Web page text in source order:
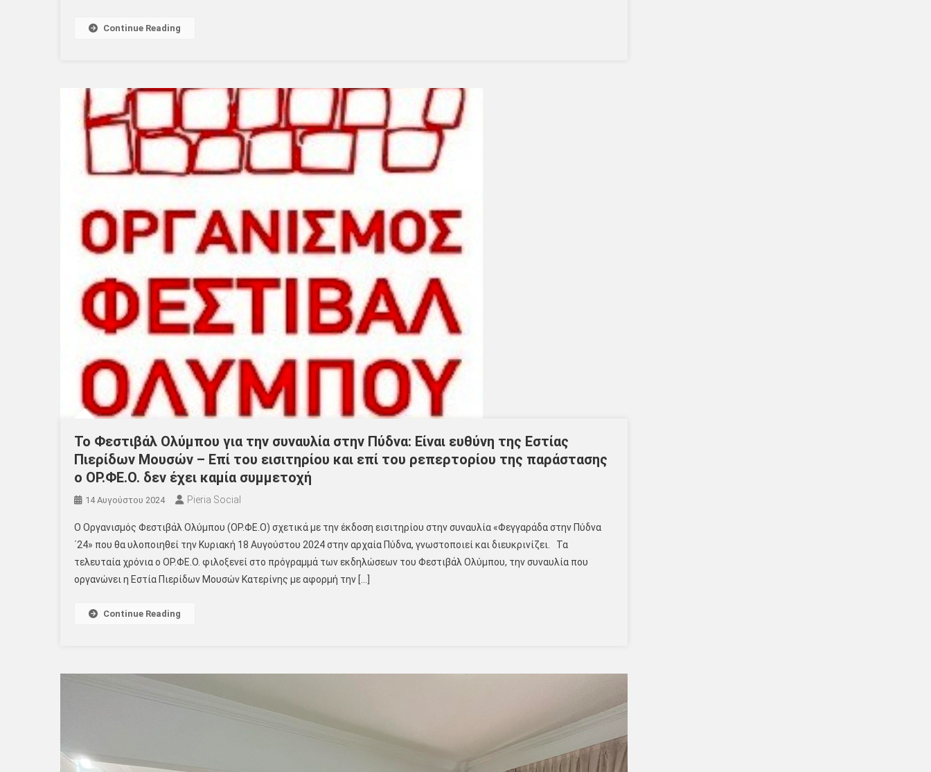
Continue Reading
Το Φεστιβάλ Ολύμπου για την συναυλία στην Πύδνα: Είναι ευθύνη της Εστίας
Πιερίδων Μουσών – Επί του εισιτηρίου και επί του ρεπερτορίου της παράστασης
ο ΟΡ.ΦΕ.Ο. δεν έχει καμία συμμετοχή
14 Αυγούστου 2024 Pieria Social
Ο Οργανισμός Φεστιβάλ Ολύμπου (ΟΡ.ΦΕ.Ο) σχετικά με την έκδοση εισιτηρίου στην συναυλία «Φεγγαράδα στην Πύδνα
΄24» που θα υλοποιηθεί την Κυριακή 18 Αυγούστου 2024 στην αρχαία Πύδνα, γνωστοποιεί και διευκρινίζει. Τα
τελευταία χρόνια ο ΟΡ.ΦΕ.Ο. φιλοξενεί στο πρόγραμμά των εκδηλώσεων του Φεστιβάλ Ολύμπου, την συναυλία που
οργανώνει η Εστία Πιερίδων Μουσών Κατερίνης με αφορμή την […]
Continue Reading